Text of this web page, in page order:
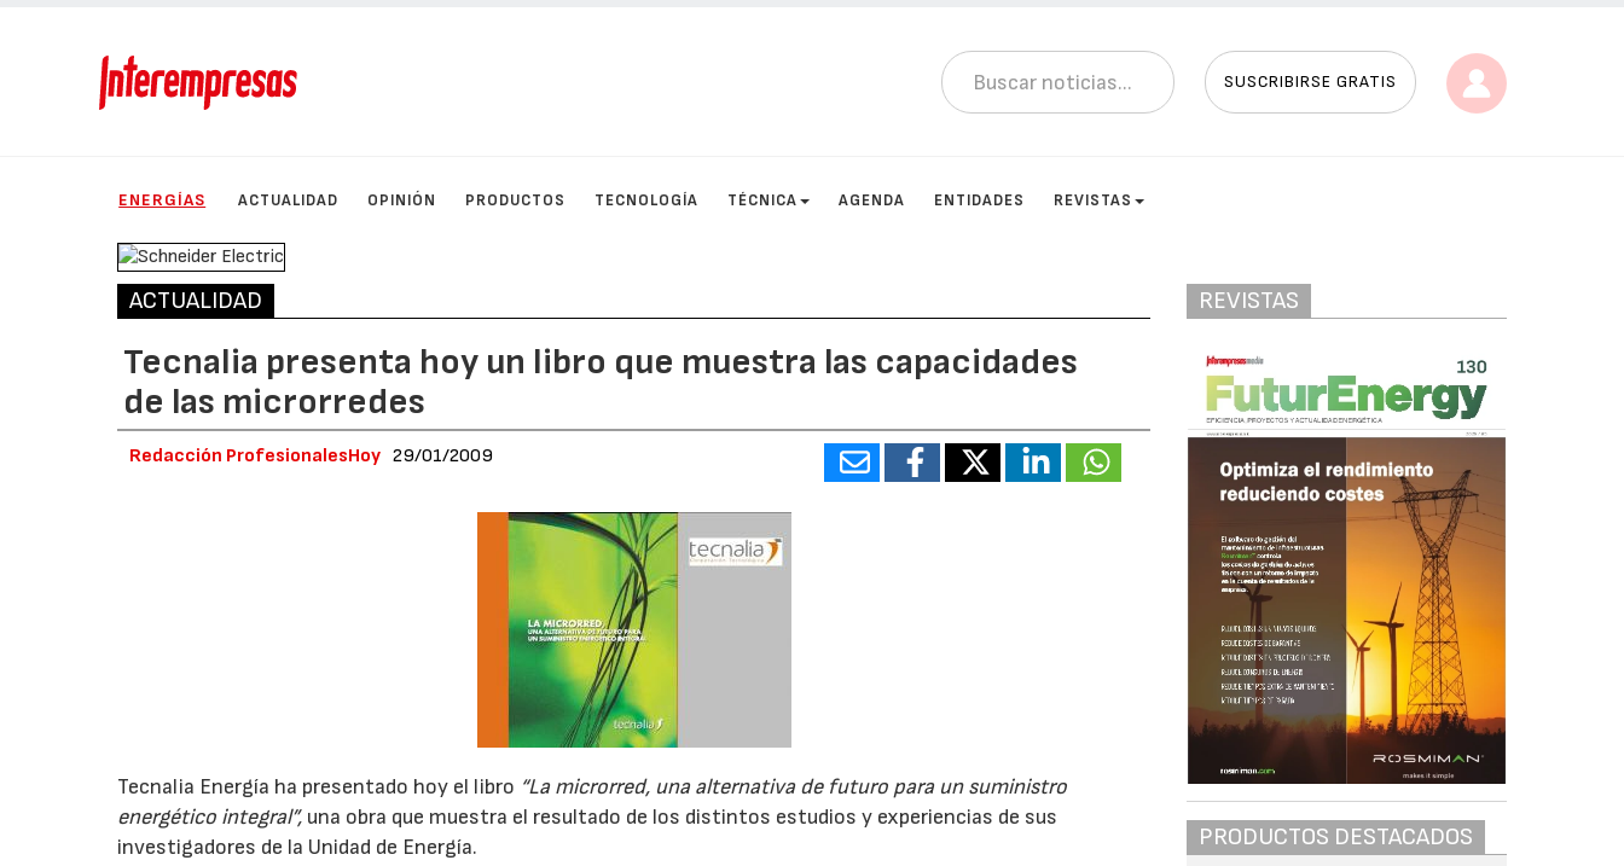
SUSCRIBIRSE GRATIS
ENERGÍAS ACTUALIDAD OPINIÓN PRODUCTOS TECNOLOGÍA TÉCNICA AGENDA ENTIDADES REVISTAS
ACTUALIDAD
Tecnalia presenta hoy un libro que muestra las capacidades
de las microrredes
Redacción ProfesionalesHoy 29/01/2009
Tecnalia Energía ha presentado hoy el libro “La microrred, una alternativa de futuro para un suministro
energético integral”, una obra que muestra el resultado de los distintos estudios y experiencias de sus
investigadores de la Unidad de Energía.
REVISTAS
PRODUCTOS DESTACADOS